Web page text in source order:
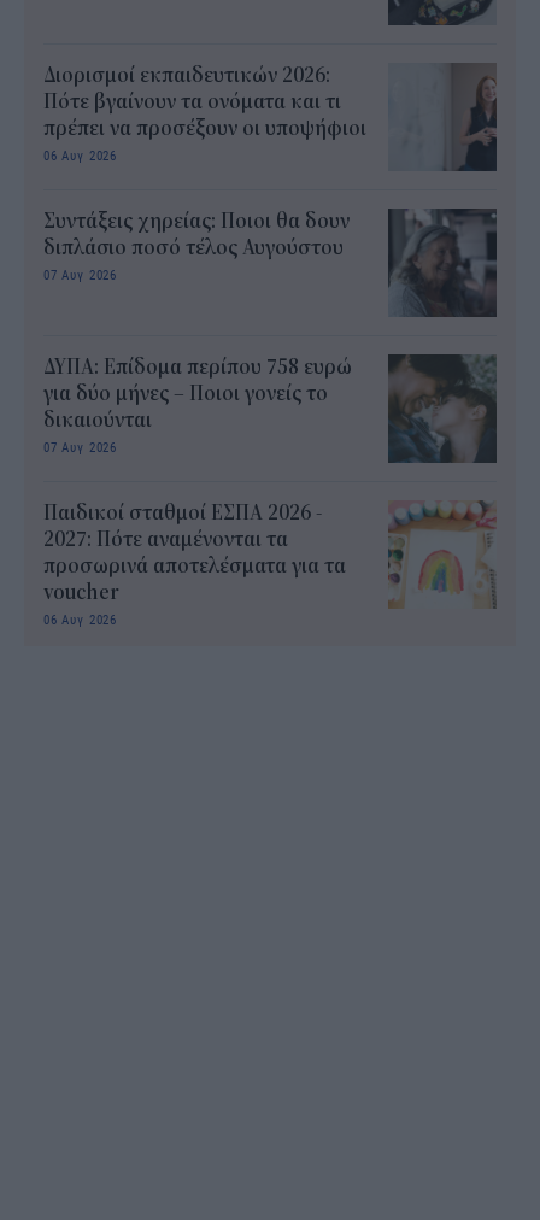
Διορισμοί εκπαιδευτικών 2026:
Πότε βγαίνουν τα ονόματα και τι
πρέπει να προσέξουν οι υποψήφιοι
06 Αυγ 2026
Συντάξεις χηρείας: Ποιοι θα δουν
διπλάσιο ποσό τέλος Αυγούστου
07 Αυγ 2026
ΔΥΠΑ: Επίδομα περίπου 758 ευρώ
για δύο μήνες – Ποιοι γονείς το
δικαιούνται
07 Αυγ 2026
Παιδικοί σταθμοί ΕΣΠΑ 2026 -
2027: Πότε αναμένονται τα
προσωρινά αποτελέσματα για τα
voucher
06 Αυγ 2026